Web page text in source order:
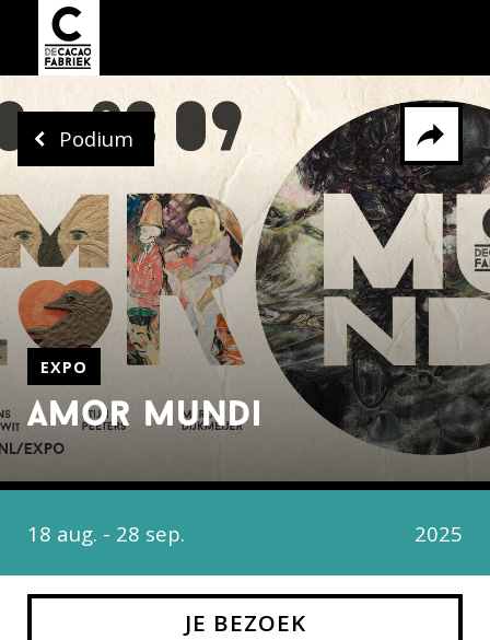
EXPO
amor mundi
Delen via
Facebook Whatsapp X
Podium
18 aug. - 28 sep. 2025
JE BEZOEK